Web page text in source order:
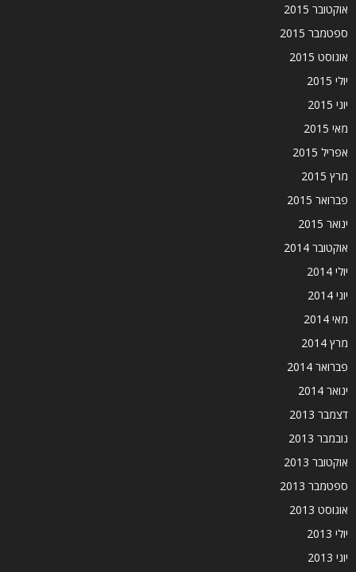
אוקטובר 2015
ספטמבר 2015
אוגוסט 2015
יולי 2015
יוני 2015
מאי 2015
אפריל 2015
מרץ 2015
פברואר 2015
ינואר 2015
אוקטובר 2014
יולי 2014
יוני 2014
מאי 2014
מרץ 2014
פברואר 2014
ינואר 2014
דצמבר 2013
נובמבר 2013
אוקטובר 2013
ספטמבר 2013
אוגוסט 2013
יולי 2013
יוני 2013